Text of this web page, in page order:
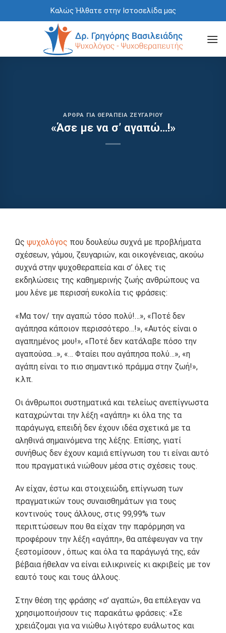
to
Καλώς Ήλθατε στην Ιστοσελίδα μας
ΆΡΘΡΑ ΓΙΑ ΘΕΡΑΠΕΊΑ ΖΕΥΓΑΡΙΟΎ
«Άσε με να σ’ αγαπώ…!»
Ως ψυχολόγος που δουλεύω συχνά με προβλήματα
σχέσεων, γάμου, ζευγαριών, και οικογένειας, ακούω
συχνά στην ψυχοθεραπεία και σ’ όλες τις
εκδηλώσεις της καθημερινής ζωής ανθρώπους να
μου λένε με περισσή ευκολία τις φράσεις:
«Μα τον/ την αγαπώ τόσο πολύ!…», «Ποτέ δεν
αγάπησα κάποιον περισσότερο…!», «Αυτός είναι ο
αγαπημένος μου!», «Ποτέ δεν κατάλαβε πόσο την
αγαπούσα…», «… Φταίει που αγάπησα πολύ…», «η
αγάπη είναι το πιο σημαντικό πράμμα στην ζωή!»,
κ.λπ.
Οι άνθρωποι συστηματικά και τελείως ανεπίγνωστα
καταχρώνται την λέξη «αγάπη» κι όλα της τα
παράγωγα, επειδή δεν έχουν ιδέα σχετικά με τα
αληθινά σημαινόμενα της λέξης. Επίσης, γιατί
συνήθως δεν έχουν καμιά επίγνωση του τι είναι αυτό
που πραγματικά νιώθουν μέσα στις σχέσεις τους.
Αν είχαν, έστω και στοιχειώδη, επίγνωση των
πραγματικών τους συναισθημάτων για τους
κοντινούς τους άλλους, στις 99,99% των
περιπτώσεων που θα είχαν την παρόρμηση να
προφέρουν την λέξη «αγάπη», θα απέφευγαν να την
ξεστομίσουν , όπως και όλα τα παράγωγά της, εάν
βέβαια ήθελαν να είναι ειλικρινείς κι ακριβείς με τον
εαυτό τους και τους άλλους.
Στην θέση της φράσης «σ’ αγαπώ», θα επέλεγαν να
χρησιμοποιήσουν τις παρακάτω φράσεις: «Σε
χρειάζομαι για να νιώθω λιγότερο ευάλωτος και